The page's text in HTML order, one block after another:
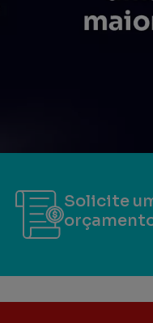
Solicite